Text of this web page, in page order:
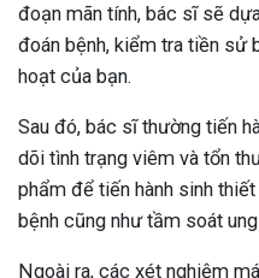
đoạn mãn tính, bác sĩ sẽ
đoán bệnh, kiểm tra tiền sử
hoạt của bạn.
Sau đó, bác sĩ thường tiến
dõi tình trạng viêm và tổn
phẩm để tiến hành sinh
bệnh cũng như tầm soát
Ngoài ra, các xét nghiệm